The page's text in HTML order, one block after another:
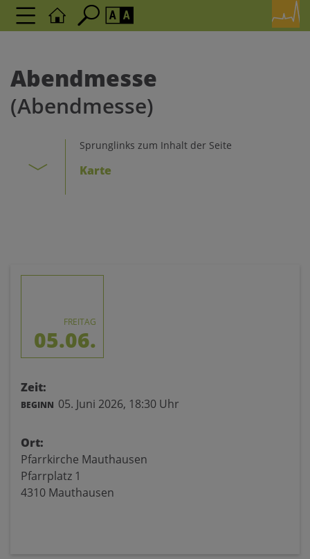
Schriftgröße
AAA
Kontrasteinstellungen
A
Abendmesse
(Abendmesse)
Sprunglinks zum Inhalt der Seite
Karte
FREITAG
05.06.
Zeit:
BEGINN 05. Juni 2026, 18:30 Uhr
Ort:
Pfarrkirche Mauthausen
Pfarrplatz 1
4310 Mauthausen